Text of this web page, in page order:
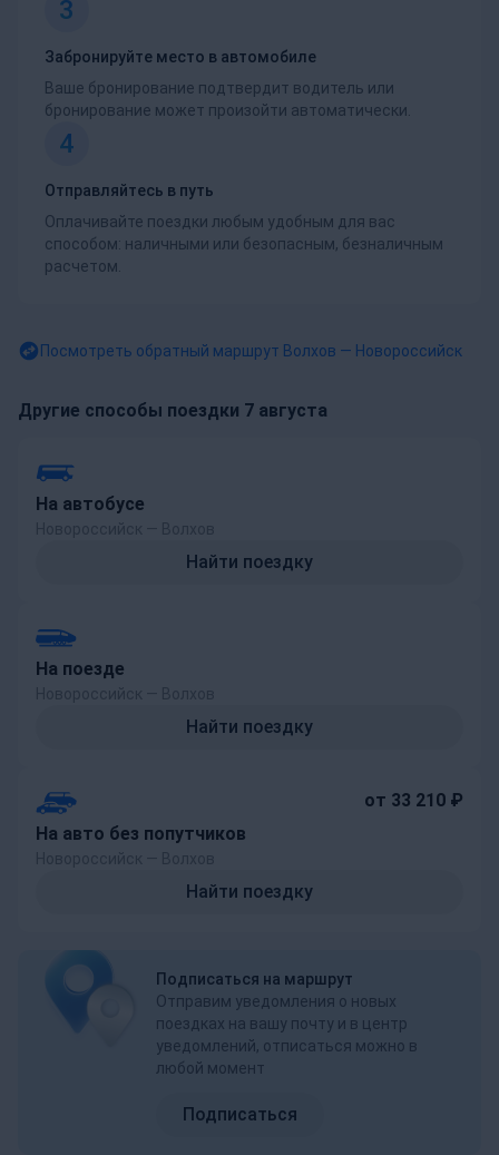
3
Забронируйте место в автомобиле
Ваше бронирование подтвердит водитель или
бронирование может произойти автоматически.
4
Отправляйтесь в путь
Оплачивайте поездки любым удобным для вас
способом: наличными или безопасным, безналичным
расчетом.
Посмотреть обратный маршрут Волхов — Новороссийск
Другие способы поездки 7 августа
На автобусе
Найти поездку
На поезде
Найти поездку
На авто без попутчиков
от 33 210 ₽
Найти поездку
Подписаться на маршрут
Отправим уведомления о новых
поездках на вашу почту и в центр
уведомлений, отписаться можно в
любой момент
Подписаться